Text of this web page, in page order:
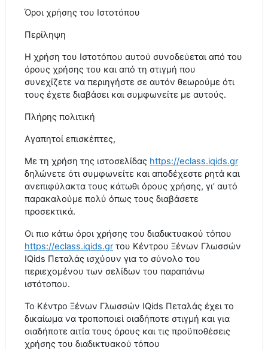
Όροι χρήσης του Ιστοτόπου
Περίληψη
Η χρήση του Ιστοτόπου αυτού συνοδεύεται από του
όρους χρήσης του και από τη στιγμή που
συνεχίζετε να περιηγήστε σε αυτόν θεωρούμε ότι
τους έχετε διαβάσει και συμφωνείτε με αυτούς.
Πλήρης πολιτική
Αγαπητοί επισκέπτες,
Με τη χρήση της ιστοσελίδας https://eclass.iqids.gr
δηλώνετε ότι συμφωνείτε και αποδέχεστε ρητά και
ανεπιφύλακτα τους κάτωθι όρους χρήσης, γι’ αυτό
παρακαλούμε πολύ όπως τους διαβάσετε
προσεκτικά.
Οι πιο κάτω όροι χρήσης του διαδικτυακού τόπου
https://eclass.iqids.grτου Κέντρου Ξένων Γλωσσών
IQids Πεταλάς ισχύουν για το σύνολο του
περιεχομένου των σελίδων του παραπάνω
ιστότοπου.
Το Κέντρο Ξένων Γλωσσών IQids Πεταλάς έχει το
δικαίωμα να τροποποιεί οιαδήποτε στιγμή και για
οιαδήποτε αιτία τους όρους και τις προϋποθέσεις
χρήσης του διαδικτυακού τόπου